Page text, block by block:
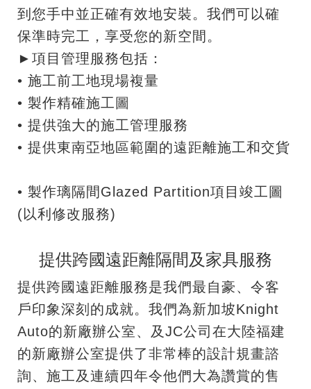
到您手中並正確有效地安裝。我們可以確
保準時完工，享受您的新空間。
►項目管理服務包括：
• 施工前工地現場複量
• 製作精確施工圖
• 提供強大的施工管理服務
• 提供東南亞地區範圍的遠距離施工和交貨
• 製作璃隔間Glazed Partition項目竣工圖
(以利修改服務)
提供跨國遠距離隔間及家具服務
提供跨國遠距離服務是我們最自豪、令客
戶印象深刻的成就。我們為新加坡Knight
Auto的新廠辦公室、及JC公司在大陸福建
的新廠辦公室提供了非常棒的設計規畫諮
詢、施工及連續四年令他們大為讚賞的售